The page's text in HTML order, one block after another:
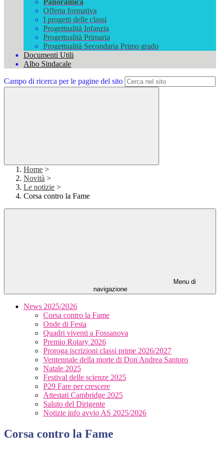
Panoramica
Offerta formativa
I progetti delle classi
Progettualità Infanzia
Progettualità Primaria
Progettualità Secondaria Primo grado
Documenti Utili
Albo Sindacale
Campo di ricerca per le pagine del sito
Home >
Novità >
Le notizie >
Corsa contro la Fame
Menu di
navigazione
News 2025/2026
Corsa contro la Fame
Onde di Festa
Quadri viventi a Fossanova
Premio Rotary 2026
Proroga iscrizioni classi prime 2026/2027
Ventennale della morte di Don Andrea Santoro
Natale 2025
Festival delle scienze 2025
P29 Fare per crescere
Attestati Cambridge 2025
Saluto del Dirigente
Notizie info avvio AS 2025/2026
Corsa contro la Fame